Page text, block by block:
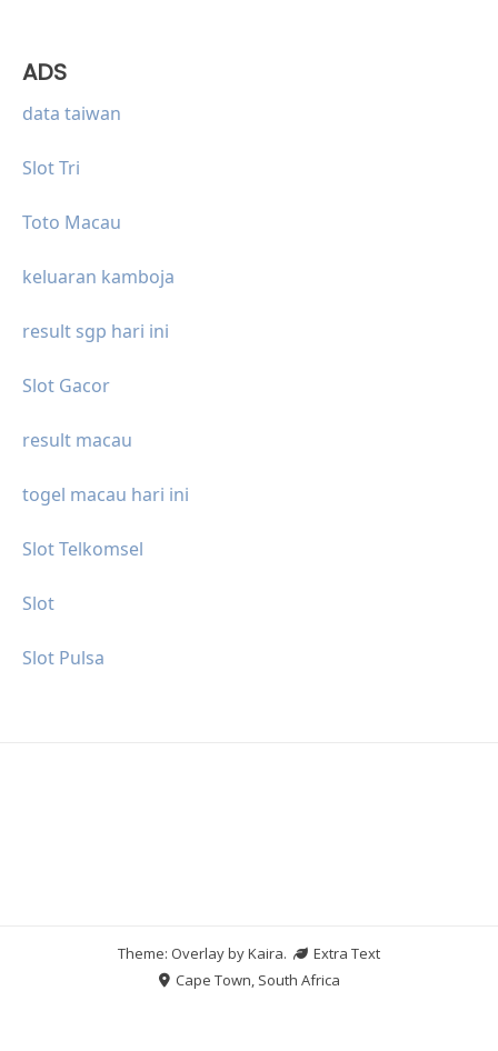
ADS
data taiwan
Slot Tri
Toto Macau
keluaran kamboja
result sgp hari ini
Slot Gacor
result macau
togel macau hari ini
Slot Telkomsel
Slot
Slot Pulsa
Theme: Overlay byKaira.
Extra Text
Cape Town, South Africa